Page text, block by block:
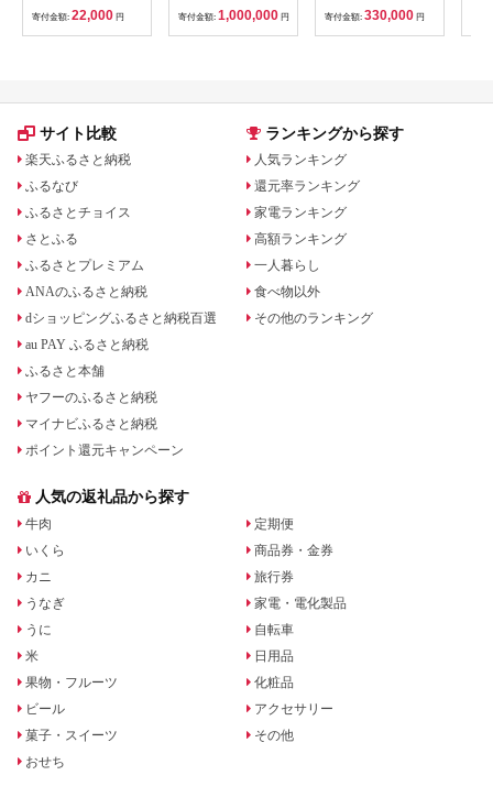
津若松市 東山温泉 旅
行 クーポン 利用券
[0800]
寄付金額: 22,000 円
ゴルフクラブ ダンロ
ップ ゼクシオ スリク
ソン クリーブランド
ハイブリッド ウエッ
寄付金額: 1,000,000 円 寄付金額: 330,000 円
サイト比較
楽天ふるさと納税
ふるなび
ふるさとチョイス
さとふる
ふるさとプレミアム
ANAのふるさと納税
dショッピングふるさと納税百選
au PAY ふるさと納税
ふるさと本舗
ヤフーのふるさと納税
マイナビふるさと納税
ポイント還元キャンペーン
ランキングから探す
人気ランキング
還元率ランキング
家電ランキング
高額ランキング
一人暮らし
食べ物以外
その他のランキング
人気の返礼品から探す
牛肉
いくら
カニ
うなぎ
うに
米
果物・フルーツ
ビール
菓子・スイーツ
おせち
定期便
商品券・金券
旅行券
家電・電化製品
自転車
日用品
化粧品
アクセサリー
その他